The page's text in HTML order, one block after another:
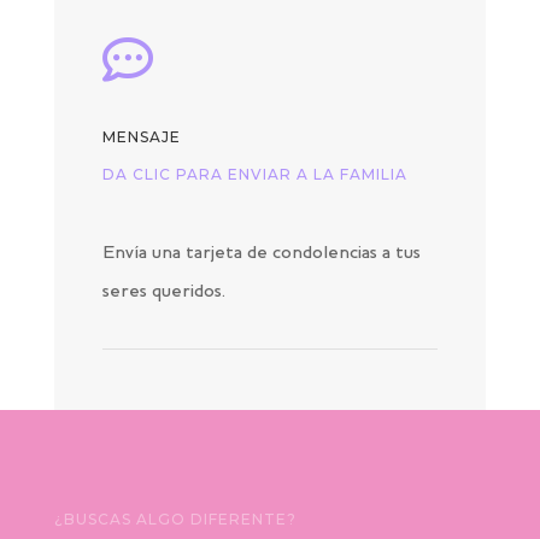

MENSAJE
DA CLIC PARA ENVIAR A LA FAMILIA
Envía una tarjeta de condolencias a tus
seres queridos.
¿BUSCAS ALGO DIFERENTE?